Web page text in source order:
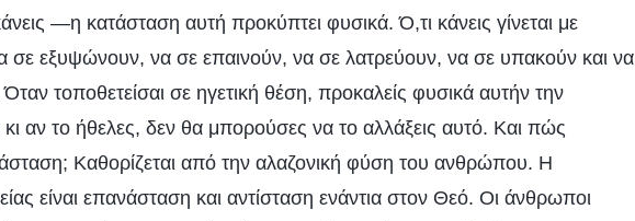
—η κατάσταση αυτή προκύπτει φυσικά. Ό,τι κάνεις γίνεται με
σε εξυψώνουν, να σε επαινούν, να σε λατρεύουν, να σε υπακούν και να
τοποθετείσαι σε ηγετική θέση, προκαλείς φυσικά αυτήν την
αν το ήθελες, δεν θα μπορούσες να το αλλάξεις αυτό. Και πώς
Καθορίζεται από την αλαζονική φύση του ανθρώπου. Η
είναι επανάσταση και αντίσταση ενάντια στον Θεό. Οι άνθρωποι